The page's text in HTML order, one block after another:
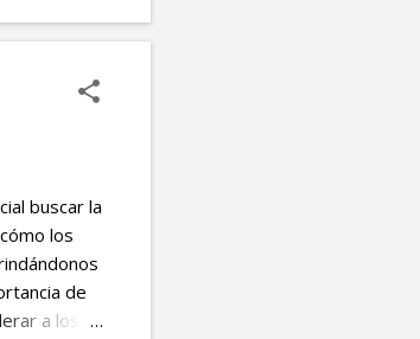
semana.
buscar la
los
de
a los